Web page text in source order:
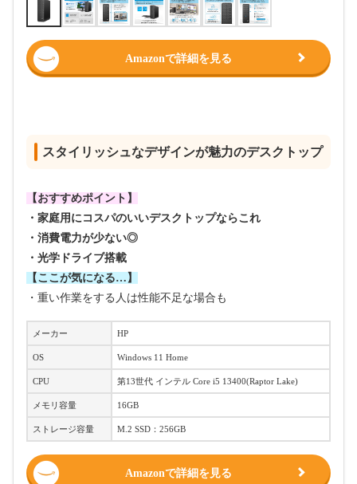
Amazonで詳細を見る
スタイリッシュなデザインが魅力のデスクトップ
【おすすめポイント】
・家庭用にコスパのいいデスクトップならこれ
・消費電力が少ない◎
・光学ドライブ搭載
【ここが気になる…】
・重い作業をする人は性能不足な場合も
メーカー HP
OS Windows 11 Home
CPU 第13世代 インテル Core i5 13400(Raptor Lake)
メモリ容量 16GB
ストレージ容量 M.2 SSD：256GB
Amazonで詳細を見る